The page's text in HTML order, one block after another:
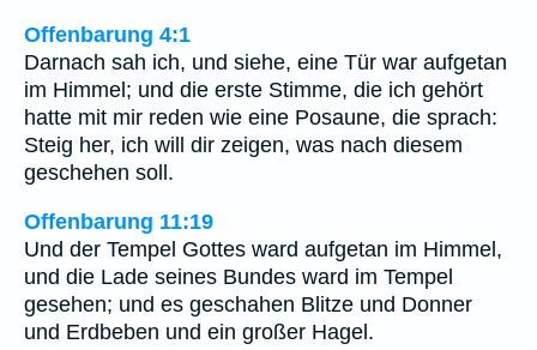
Offenbarung 4:1
Darnach sah ich, und siehe, eine Tür war aufgetan
im Himmel; und die erste Stimme, die ich gehört
hatte mit mir reden wie eine Posaune, die sprach:
Steig her, ich will dir zeigen, was nach diesem
geschehen soll.
Offenbarung 11:19
Und der Tempel Gottes ward aufgetan im Himmel,
und die Lade seines Bundes ward im Tempel
gesehen; und es geschahen Blitze und Donner
und Erdbeben und ein großer Hagel.